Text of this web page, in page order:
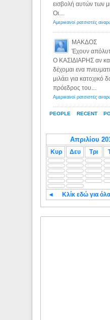
PEOPLE RECENT
εισβολή αυτών των
Οι...
ΜΑΚΔΟΣ
Έχουν
Ο ΚΑΣΙΔΙΑΡΗΣ αν και
δέχομαι ενα
μιλάει για κατοχικό
πρόεδρος του...
Κυρ Δευ Τρι
◄ Κλίκ εδώ για